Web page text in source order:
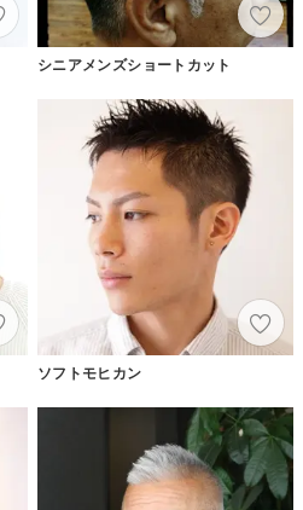
シニアメンズショートカット
ソフトモヒカン